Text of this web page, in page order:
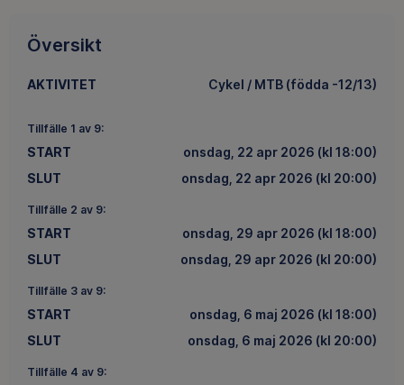
Översikt
AKTIVITET Cykel / MTB (födda -12/13)
Tillfälle 1 av 9:
START
onsdag, 22 apr 2026 (kl 18:00)
SLUT
onsdag, 22 apr 2026 (kl 20:00)
Tillfälle 2 av 9:
START
onsdag, 29 apr 2026 (kl 18:00)
SLUT
onsdag, 29 apr 2026 (kl 20:00)
Tillfälle 3 av 9:
START
onsdag, 6 maj 2026 (kl 18:00)
SLUT
onsdag, 6 maj 2026 (kl 20:00)
Tillfälle 4 av 9: